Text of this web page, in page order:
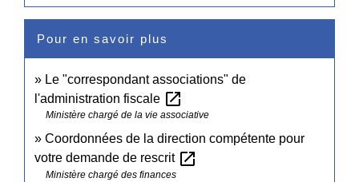
Pour en savoir plus
Le "correspondant associations" de
l'administration fiscale open_in_new
Ministère chargé de la vie associative
Coordonnées de la direction compétente pour
votre demande de rescrit open_in_new
Ministère chargé des finances